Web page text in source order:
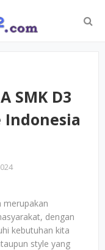
SMK D3
Indonesia
merupakan
dengan
kebutuhan kita
style yang